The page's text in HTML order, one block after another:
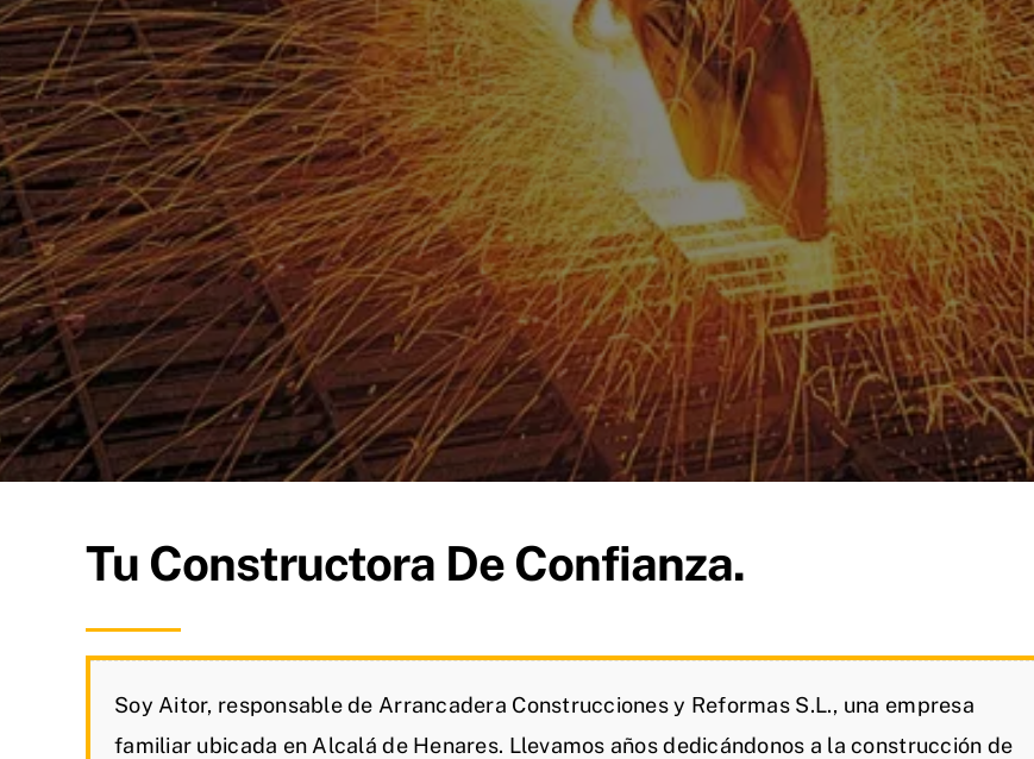
Tu Constructora De Confianza.
Soy Aitor, responsable de Arrancadera Construcciones y Reformas S.L., una empresa
familiar ubicada en Alcalá de Henares. Llevamos años dedicándonos a la construcción de